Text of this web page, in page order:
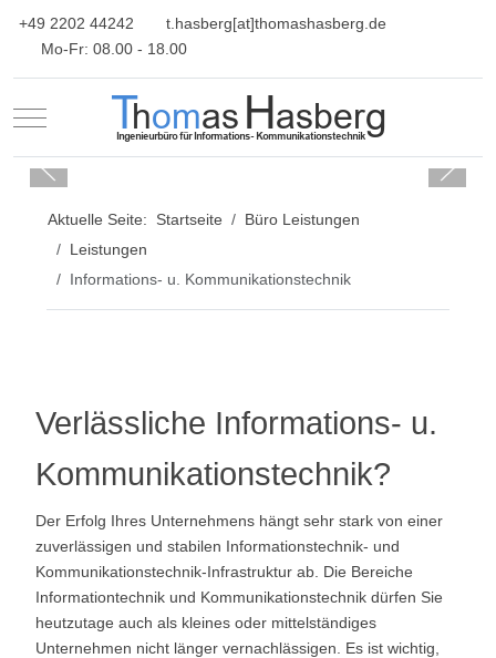
+49 2202 44242
t.hasberg[at]thomashasberg.de
Mo-Fr: 08.00 - 18.00
Mobile Menu Toggle
Aktuelle Seite: Startseite
Büro Leistungen
Leistungen
Informations- u. Kommunikationstechnik
Verlässliche Informations- u.
Kommunikationstechnik?
Der Erfolg Ihres Unternehmens hängt sehr stark von einer
zuverlässigen und stabilen Informationstechnik- und
Kommunikationstechnik-Infrastruktur ab. Die Bereiche
Informationtechnik und Kommunikationstechnik dürfen Sie
heutzutage auch als kleines oder mittelständiges
Unternehmen nicht länger vernachlässigen. Es ist wichtig,